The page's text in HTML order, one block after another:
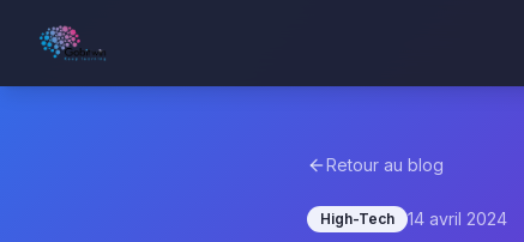
Retour au blog
High-Tech 14 avril 2024